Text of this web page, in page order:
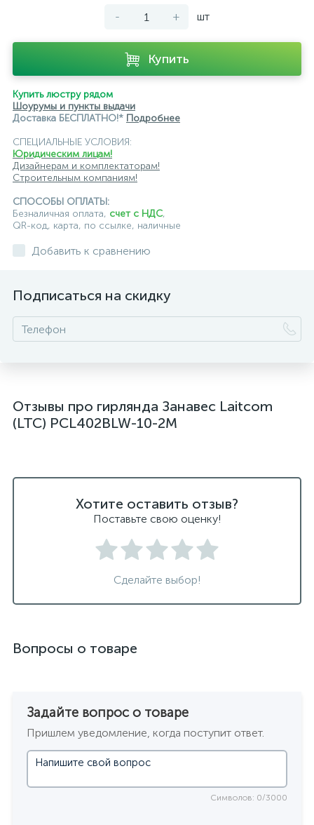
- + шт
Купить
Купить люстру рядом
Шоурумы и пункты выдачи
Доставка БЕСПЛАТНО!* Подробнее
СПЕЦИАЛЬНЫЕ УСЛОВИЯ:
Юридическим лицам!
Дизайнерам и комплектаторам!
Строительным компаниям!
СПОСОБЫ ОПЛАТЫ:
Безналичная оплата, счет с НДС,
QR-код, карта, по ссылке, наличные
Добавить к сравнению
Подписаться на скидку
Отзывы про гирлянда Занавес Laitcom
(LTC) PCL402BLW-10-2M
Хотите оставить отзыв?
Поставьте свою оценку!
Сделайте выбор!
Вопросы о товаре
Задайте вопрос о товаре
Пришлем уведомление, когда поступит ответ.
Символов: 0/3000